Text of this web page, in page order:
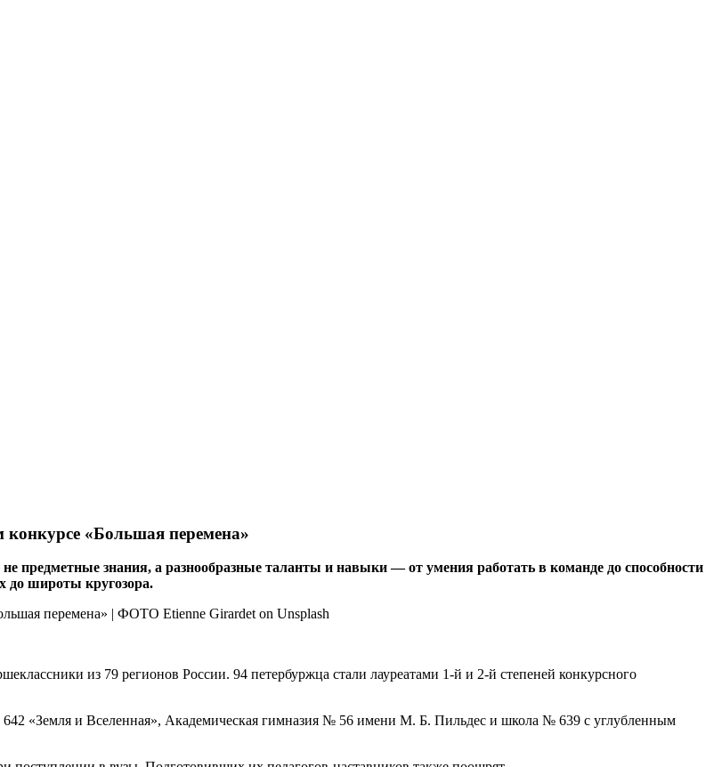
конкурсе «Большая перемена»
предметные знания, а разнообразные таланты и навыки — от умения работать в команде до способности
до широты кругозора.
из 79 регионов России. 94 петербуржца стали лауреатами 1-й и 2-й степеней конкурсного
«Земля и Вселенная», Академическая гимназия № 56 имени М. Б. Пильдес и школа № 639 с углубленным